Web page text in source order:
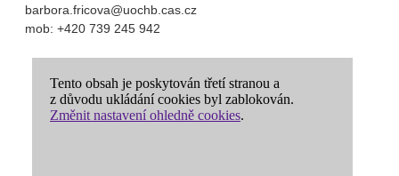
barbora.fricova@uochb.cas.cz
mob: +420 739 245 942